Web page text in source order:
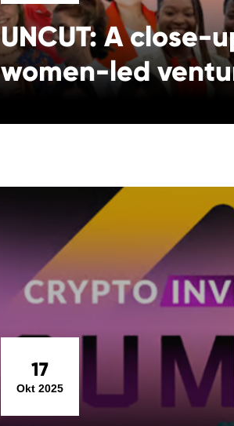
UNCUT: A close-
women-led
17
Okt 2025